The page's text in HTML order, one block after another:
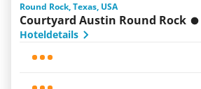
Round Rock, Texas, USA
Courtyard Austin Round Rock
Hoteldetails